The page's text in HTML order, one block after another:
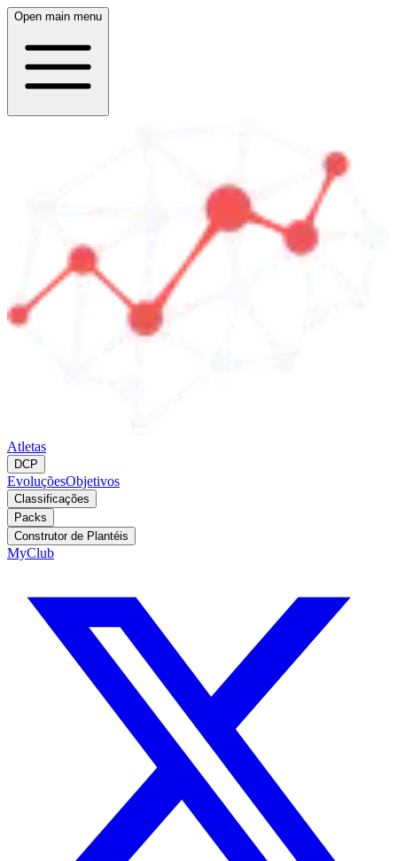
Open main menu
Atletas
DCP
EvoluçõesObjetivos
Classificações
Packs
Construtor de Plantéis
MyClub